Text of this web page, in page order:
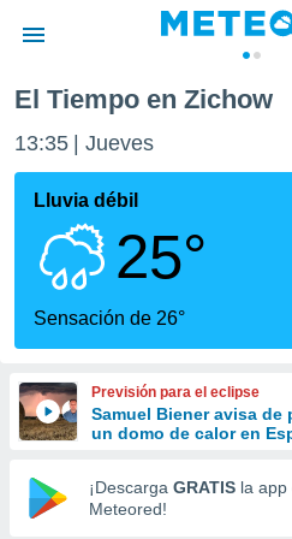
de
por
se
calidad.
a este
las
y
forma
digital
basada
El Tiempo en Zichow
13:35 Jueves
Lluvia débil
25°
Sensación de 26°
Previsión para el eclipse
Samuel Biener avisa
un domo de calor en
¡Descarga GRATIS la app
Meteored!